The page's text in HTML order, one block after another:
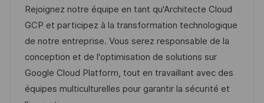
a
t
i
o
n
t
e
d
D
a
t
b
I
d
t
e
g
o
r
y
Rejoignez notre équipe en tant qu'Architecte Cloud
GCP et participez à la transformation technologique
de notre entreprise. Vous serez responsable de la
conception et de l'optimisation de solutions sur
Google Cloud Platform, tout en travaillant avec des
équipes multiculturelles pour garantir la sécurité et